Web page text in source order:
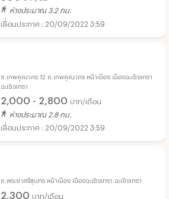
ห่างประมาณ 3.2 กม.
20/09/2022 3:59
ซ.เทพคุณากร 12 ถ.เทพคุณากร หน้าเมือง เมืองฉะเชิงเทรา
ฉะเชิงเทรา
2,000 - 2,800 บาท/เดือน
ห่างประมาณ 2.8 กม.
20/09/2022 3:59
ถ.พระยาศรีสุนทร หน้าเมือง เมืองฉะเชิงเทรา ฉะเชิงเทรา
2,300 บาท/เดือน